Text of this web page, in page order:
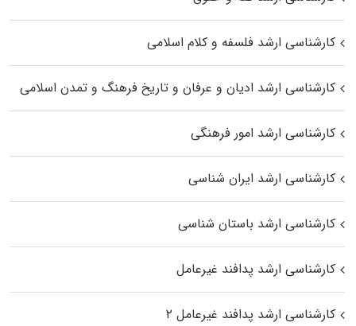
کارشناسی ارشد فلسفه و کلام اسلامی
کارشناسی ارشد ادیان و عرفان و تاریخ فرهنگ و تمدن اسلامی
کارشناسی ارشد امور فرهنگی
کارشناسی ارشد ایران شناسی
کارشناسی ارشد باستان شناسی
کارشناسی ارشد پدافند غیرعامل
کارشناسی ارشد پدافند غیرعامل ۲